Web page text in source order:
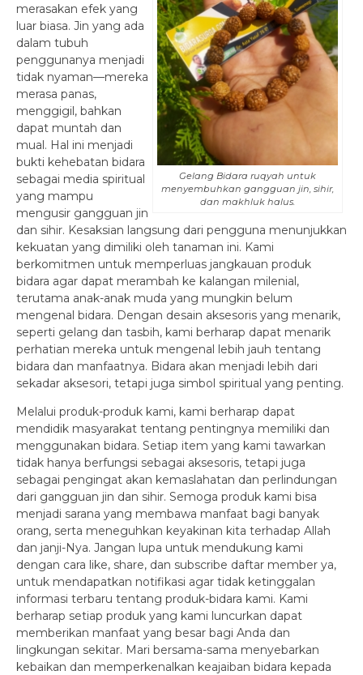
Gelang Bidara ruqyah untuk
menyembuhkan gangguan jin, sihir,
dan makhluk halus.
merasakan efek yang
luar biasa. Jin yang ada
dalam tubuh
penggunanya menjadi
tidak nyaman—mereka
merasa panas,
menggigil, bahkan
dapat muntah dan
mual. Hal ini menjadi
bukti kehebatan bidara
sebagai media spiritual
yang mampu
mengusir gangguan jin
dan sihir. Kesaksian langsung dari pengguna menunjukkan
kekuatan yang dimiliki oleh tanaman ini. Kami
berkomitmen untuk memperluas jangkauan produk
bidara agar dapat merambah ke kalangan milenial,
terutama anak-anak muda yang mungkin belum
mengenal bidara. Dengan desain aksesoris yang menarik,
seperti gelang dan tasbih, kami berharap dapat menarik
perhatian mereka untuk mengenal lebih jauh tentang
bidara dan manfaatnya. Bidara akan menjadi lebih dari
sekadar aksesori, tetapi juga simbol spiritual yang penting.
Melalui produk-produk kami, kami berharap dapat
mendidik masyarakat tentang pentingnya memiliki dan
menggunakan bidara. Setiap item yang kami tawarkan
tidak hanya berfungsi sebagai aksesoris, tetapi juga
sebagai pengingat akan kemaslahatan dan perlindungan
dari gangguan jin dan sihir. Semoga produk kami bisa
menjadi sarana yang membawa manfaat bagi banyak
orang, serta meneguhkan keyakinan kita terhadap Allah
dan janji-Nya. Jangan lupa untuk mendukung kami
dengan cara like, share, dan subscribe daftar member ya,
untuk mendapatkan notifikasi agar tidak ketinggalan
informasi terbaru tentang produk-bidara kami. Kami
berharap setiap produk yang kami luncurkan dapat
memberikan manfaat yang besar bagi Anda dan
lingkungan sekitar. Mari bersama-sama menyebarkan
kebaikan dan memperkenalkan keajaiban bidara kepada